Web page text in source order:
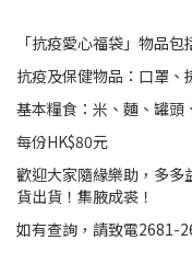
「抗疫愛心福袋」物品包
抗疫及保健物品：口罩、
基本糧食：米、麵、罐頭
每份HK$80元
歡迎大家隨緣樂助，多多
貨出貨！集腋成裘！
如有查詢，請致電2681-